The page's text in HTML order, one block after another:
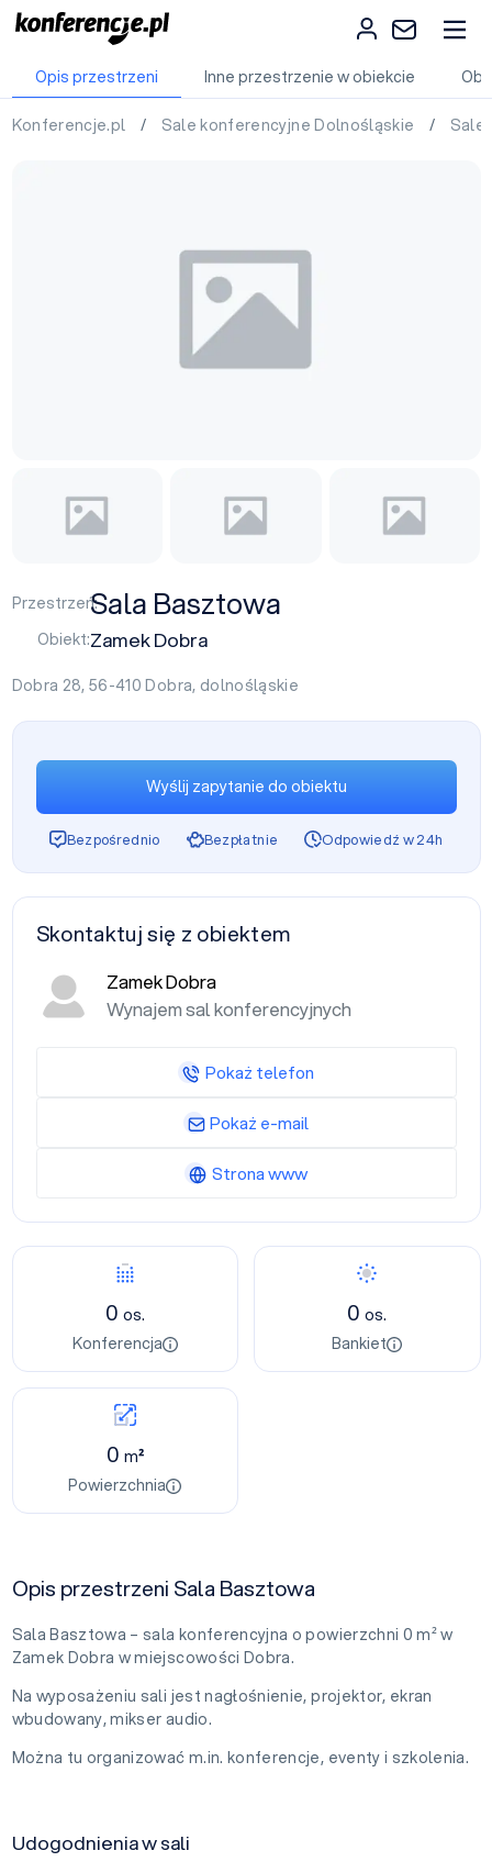
Opis przestrzeni Inne przestrzenie w obiekcie
Konferencje.pl / Sale konferencyjne Dolnośląskie / Sale
Przestrzeń:Sala Basztowa
Obiekt:Zamek Dobra
Dobra 28, 56-410Dobra, dolnośląskie
0 os.
Konferencja
0os.
Bankiet
0 m²
Powierzchnia
Opis przestrzeni Sala Basztowa
Sala Basztowa – sala konferencyjna o powierzchni 0 m² w
Zamek Dobra w miejscowości Dobra.
Na wyposażeniu sali jest nagłośnienie, projektor, ekran
wbudowany, mikser audio.
Można tu organizować m.in. konferencje, eventy i szkolenia.
Udogodnienia w sali
Wyślij zapytanie do obiektu
Bezpośrednio Bezpłatnie Odpowiedź w 24h
Skontaktuj się z obiektem
Zamek Dobra
Wynajem sal konferencyjnych
Pokaż telefon
Pokaż e-mail
Strona www